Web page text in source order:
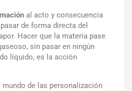
al acto y consecuencia
de forma directa del
Hacer que la materia pase
sin pasar en ningún
líquido, es la acción
mundo de las personalización